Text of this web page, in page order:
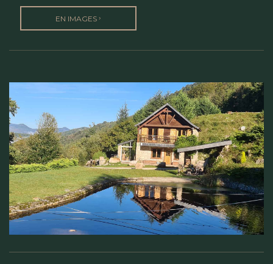
EN IMAGES ›